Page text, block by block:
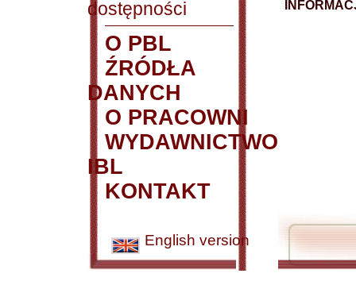
dostępności
O PBL
ŹRÓDŁA
DANYCH
O PRACOWNI
WYDAWNICTWO
IBL
KONTAKT
English version